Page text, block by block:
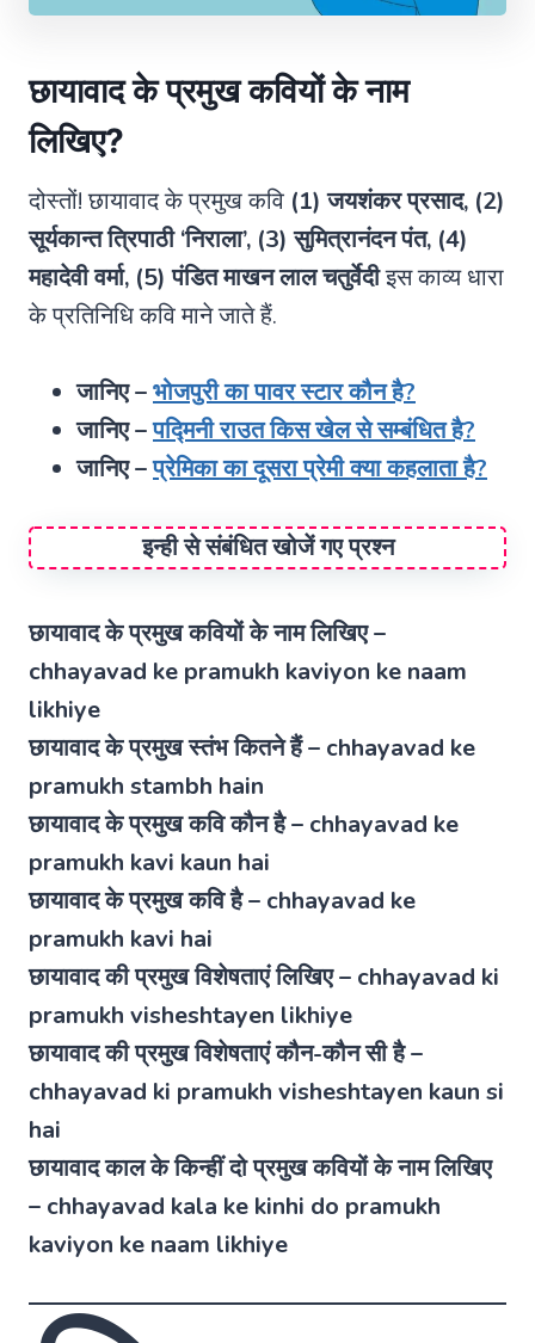
छायावाद के प्रमुख कवियों के नाम
लिखिए?
दोस्तों! छायावाद के प्रमुख कवि (1) जयशंकर प्रसाद, (2)
सूर्यकान्त त्रिपाठी ‘निराला’, (3) सुमित्रानंदन पंत, (4)
महादेवी वर्मा, (5) पंडित माखन लाल चतुर्वेदीइस काव्य धारा
के प्रतिनिधि कवि माने जाते हैं.
जानिए –भोजपुरी का पावर स्टार कौन है?
जानिए –पद्मिनी राउत किस खेल से सम्बंधित है?
जानिए –प्रेमिका का दूसरा प्रेमी क्या कहलाता है?
इन्ही से संबंधित खोजें गए प्रश्न
छायावाद के प्रमुख कवियों के नाम लिखिए –
chhayavad ke pramukh kaviyon ke naam
likhiye
छायावाद के प्रमुख स्तंभ कितने हैं – chhayavad ke
pramukh stambh hain
छायावाद के प्रमुख कवि कौन है – chhayavad ke
pramukh kavi kaun hai
छायावाद के प्रमुख कवि है – chhayavad ke
pramukh kavi hai
छायावाद की प्रमुख विशेषताएं लिखिए – chhayavad ki
pramukh visheshtayen likhiye
छायावाद की प्रमुख विशेषताएं कौन-कौन सी है –
chhayavad ki pramukh visheshtayen kaun si
hai
छायावाद काल के किन्हीं दो प्रमुख कवियों के नाम लिखिए
– chhayavad kala ke kinhi do pramukh
kaviyon ke naam likhiye